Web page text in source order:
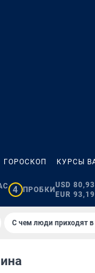
ГОРОСКОП КУРСЫ
4 ПРОБКИ
USD 80,93
EUR 93,19
С чем люди приходят